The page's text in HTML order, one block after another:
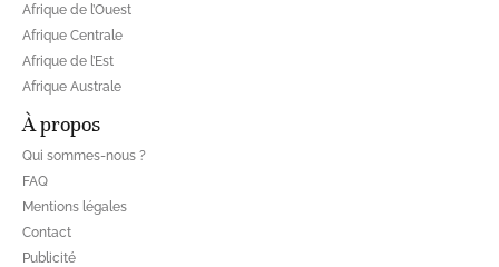
Afrique de l’Ouest
Afrique Centrale
Afrique de l’Est
Afrique Australe
À propos
Qui sommes-nous ?
FAQ
Mentions légales
Contact
Publicité